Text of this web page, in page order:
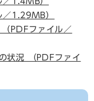
／1.29MB）
PDFファイル／
状況 （PDFファイ